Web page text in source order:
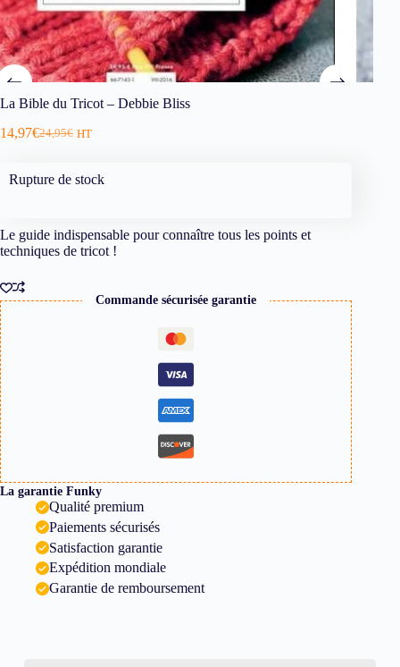
La Bible du Tricot – Debbie Bliss
24,95€
14,97€ HT
Rupture de stock
Le guide indispensable pour connaître tous les points et
techniques de tricot !
Commande sécurisée garantie
La garantie Funky
Qualité premium
Paiements sécurisés
Satisfaction garantie
Expédition mondiale
Garantie de remboursement